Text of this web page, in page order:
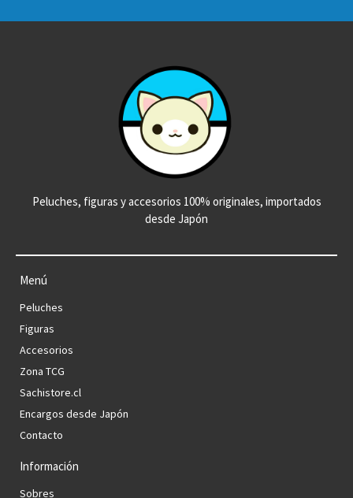
Peluches, figuras y accesorios 100% originales, importados
desde Japón
Menú
Peluches
Figuras
Accesorios
Zona TCG
Sachistore.cl
Encargos desde Japón
Contacto
Información
Sobres